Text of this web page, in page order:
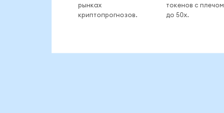
рынках
криптопрогнозов.
токенов с плечом
до 50x.